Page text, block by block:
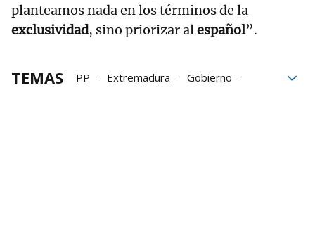
planteamos nada en los términos de la
exclusividad, sino priorizar alespañol”.
TEMAS PP Extremadura
Gobierno